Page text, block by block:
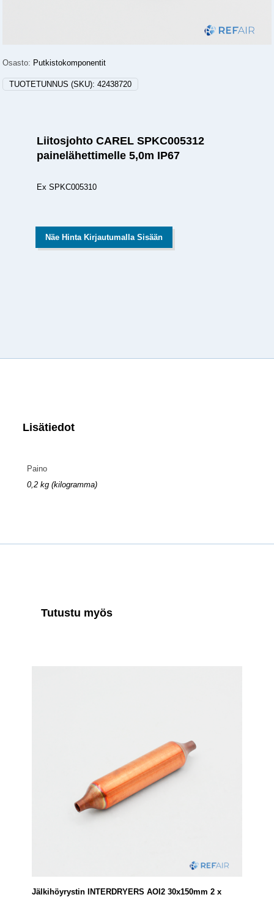
Osasto: Putkistokomponentit
TUOTETUNNUS (SKU):42438720
Liitosjohto CAREL SPKC005312
painelähettimelle 5,0m IP67
Ex SPKC005310
Näe Hinta Kirjautumalla Sisään
Lisätiedot
Paino
0,2 kg (kilogramma)
Tutustu myös
Jälkihöyrystin INTERDRYERS AOI2 30x150mm 2 x